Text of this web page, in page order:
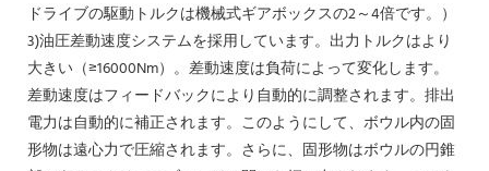
ドライブの駆動トルクは機械式ギアボックスの2～4倍です。）
3)油圧差動速度システムを採用しています。出力トルクはより
大きい（≥16000Nm）。差動速度は負荷によって変化します。
差動速度はフィードバックにより自動的に調整されます。排出
電力は自動的に補正されます。このようにして、ボウル内の固
形物は遠心力で圧縮されます。さらに、固形物はボウルの円錐